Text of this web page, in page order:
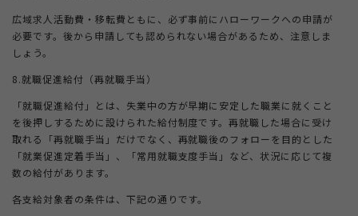
広域求人活動費・移転費ともに、必ず事前にハローワークへの申請が
必要です。後から申請しても認められない場合があるため、注意しま
しょう。
8.就職促進給付（再就職手当）
「就職促進給付」とは、失業中の方が早期に安定した職業に就くこと
を後押しするために設けられた給付制度です。再就職した場合に受け
取れる「再就職手当」だけでなく、再就職後のフォローを目的とした
「就業促進定着手当」、「常用就職支度手当」など、状況に応じて複
数の給付があります。
各支給対象者の条件は、下記の通りです。